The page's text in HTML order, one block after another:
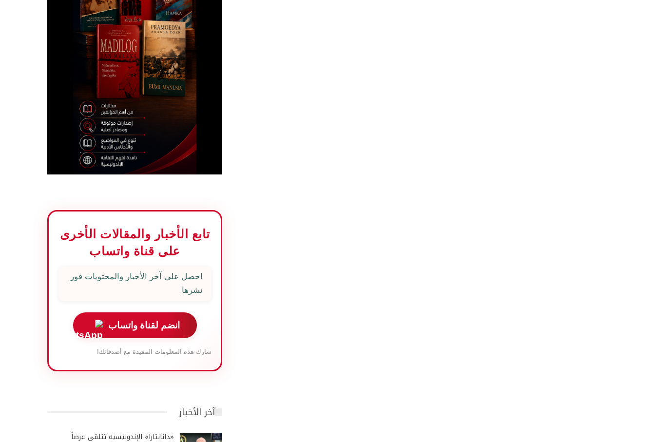
تابع الأخبار والمقالات الأخرى
على قناة واتساب
احصل على آخر الأخبار والمحتويات فور
نشرها
انضم لقناة واتساب
شارك هذه المعلومات المفيدة مع أصدقائك!
آخر الأخبار
«دانانتارا» الإندونيسية تتلقى عرضاً